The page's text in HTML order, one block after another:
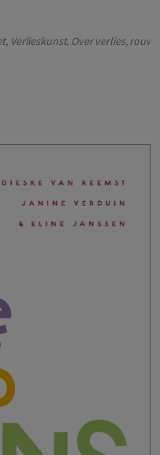
Verlieskunst. Over verlies, rouw